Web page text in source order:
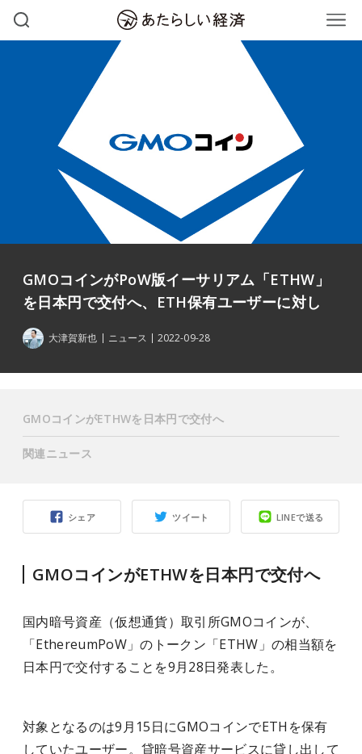
GMOコインがPoW版イーサリアム「ETHW」
を日本円で交付へ、ETH保有ユーザーに対し
大津賀新也 ニュース 2022-09-28
シェア ツイート LINEで送る
GMOコインがETHWを日本円で交付へ
国内暗号資産（仮想通貨）取引所GMOコインが、
「EthereumPoW」のトークン「ETHW」の相当額を
日本円で交付することを9月28日発表した。
対象となるのは9月15日にGMOコインでETHを保有
していたユーザー。貸暗号資産サービスに貸し出して
GMOコインがETHWを日本円で交付へ
関連ニュース